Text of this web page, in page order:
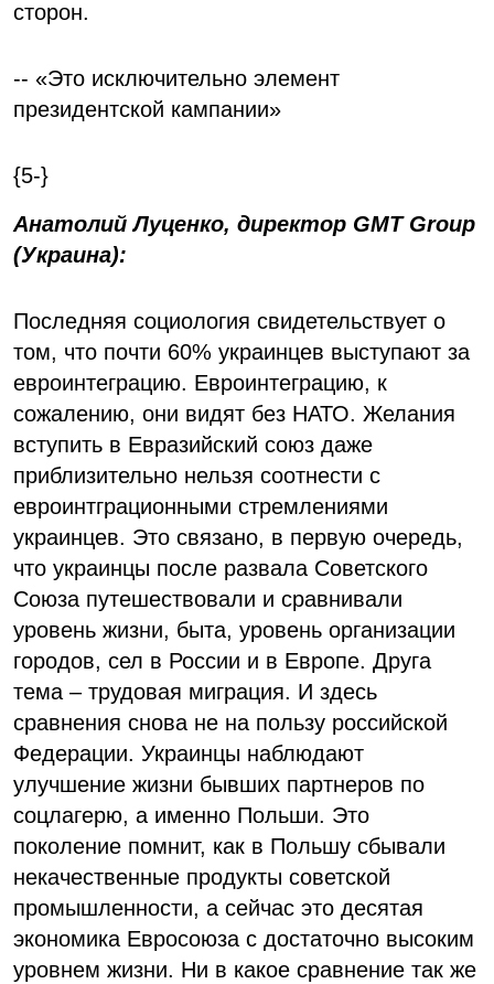
сторон.
-- «Это исключительно элемент
президентской кампании»
{5-}
Анатолий Луценко, директор GMT Group
(Украина):
Последняя социология свидетельствует о
том, что почти 60% украинцев выступают за
евроинтеграцию. Евроинтеграцию, к
сожалению, они видят без НАТО. Желания
вступить в Евразийский союз даже
приблизительно нельзя соотнести с
евроинтграционными стремлениями
украинцев. Это связано, в первую очередь,
что украинцы после развала Советского
Союза путешествовали и сравнивали
уровень жизни, быта, уровень организации
городов, сел в России и в Европе. Друга
тема – трудовая миграция. И здесь
сравнения снова не на пользу российской
Федерации. Украинцы наблюдают
улучшение жизни бывших партнеров по
соцлагерю, а именно Польши. Это
поколение помнит, как в Польшу сбывали
некачественные продукты советской
промышленности, а сейчас это десятая
экономика Евросоюза с достаточно высоким
уровнем жизни. Ни в какое сравнение так же